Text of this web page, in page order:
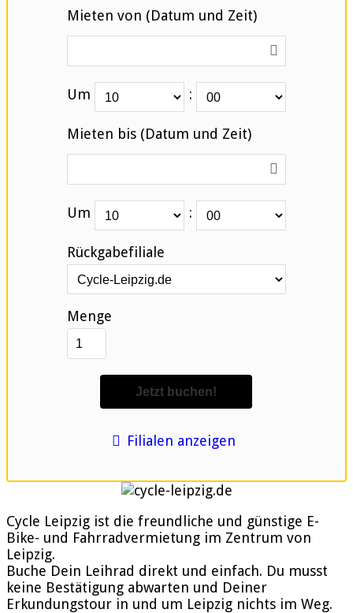
Filialen anzeigen
Mieten von (Datum und Zeit)
Um :
Mieten bis (Datum und Zeit)
Um :
Rückgabefiliale
Menge
Cycle Leipzig ist die freundliche und günstige E-
Bike- und Fahrradvermietung im Zentrum von
Leipzig.
Buche Dein Leihrad direkt und einfach. Du musst
keine Bestätigung abwarten und Deiner
Erkundungstour in und um Leipzig nichts im Weg.